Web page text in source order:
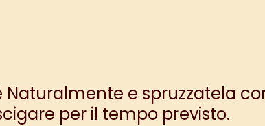
e spruzzatela
per il tempo previsto.